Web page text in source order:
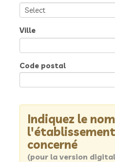
Ville
Code postal
Indiquez le
l'établissement
concerné
(pour la version